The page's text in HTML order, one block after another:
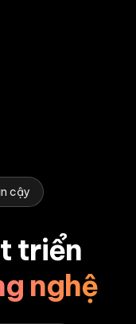
cậy
triển
nghệ